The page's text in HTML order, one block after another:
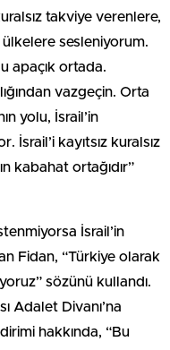
takviye verenlere,
ülkelere sesleniyorum.
apaçık ortada.
vazgeçin. Orta
yolu, İsrail’in
İsrail’i kayıtsız kuralsız
kabahat ortağıdır”
İsrail’in
Fidan, “Türkiye olarak
sözünü kullandı.
Adalet Divanı’na
hakkında, “Bu